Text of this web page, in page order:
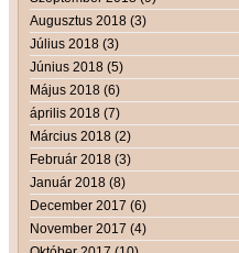
Augusztus 2018 (3)
Július 2018 (3)
Június 2018 (5)
Május 2018 (6)
április 2018 (7)
Március 2018 (2)
Február 2018 (3)
Január 2018 (8)
December 2017 (6)
November 2017 (4)